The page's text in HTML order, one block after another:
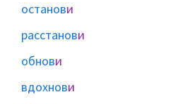
останови
расстанови
обнови
вдохнови